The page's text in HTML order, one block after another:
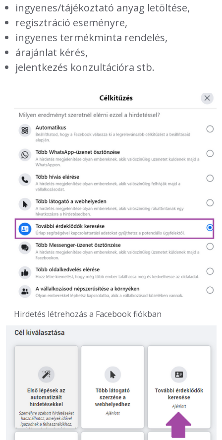
ingyenes/tájékoztató anyag letöltése,
regisztráció eseményre,
ingyenes termékminta rendelés,
árajánlat kérés,
jelentkezés konzultációra stb.
Hirdetés létrehozás a Facebook fiókban